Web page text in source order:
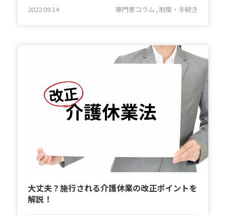
2022.09.14 専門家コラム 制度・手続き
大丈夫？施行される介護休業の改正ポイントを
解説！